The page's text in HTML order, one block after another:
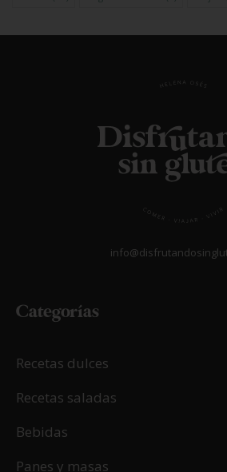
Categorías
Recetas dulces
Recetas saladas
Bebidas
Panes y masas